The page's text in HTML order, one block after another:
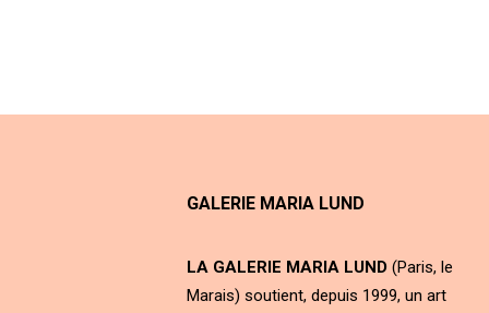
GALERIE MARIA LUND
LA GALERIE MARIA LUND (Paris, le
Marais) soutient, depuis 1999, un art